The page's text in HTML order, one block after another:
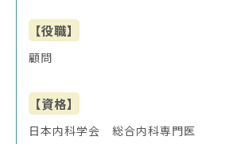
【役職】
顧問
【資格】
日本内科学会 総合内科専門医